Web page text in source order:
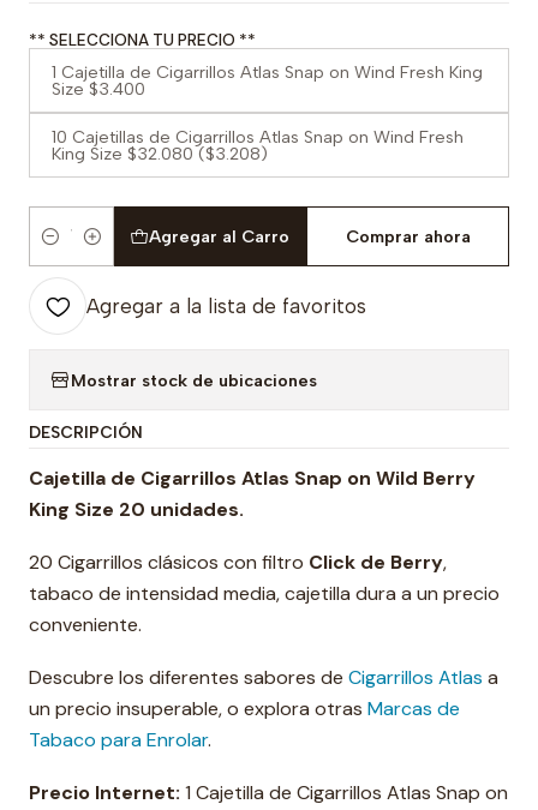
** SELECCIONA TU PRECIO **
1 Cajetilla de Cigarrillos Atlas Snap on Wind Fresh King
Size $3.400
10 Cajetillas de Cigarrillos Atlas Snap on Wind Fresh
King Size $32.080 ($3.208)
Cantidad
Agregar al Carro Comprar ahora
Agregar a la lista de favoritos
Mostrar stock de ubicaciones
DESCRIPCIÓN
Cajetilla de Cigarrillos Atlas Snap on Wild Berry
King Size 20 unidades.
20 Cigarrillos clásicos con filtro Click de Berry,
tabaco de intensidad media, cajetilla dura a un precio
conveniente.
Descubre los diferentes sabores de Cigarrillos Atlas a
un precio insuperable, o explora otras Marcas de
Tabaco para Enrolar.
Precio Internet: 1 Cajetilla de Cigarrillos Atlas Snap on